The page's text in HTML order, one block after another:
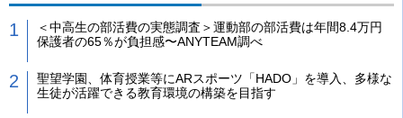
＜中高生の部活費の実態調査＞運動部の部活費は年間8.4万円
保護者の65％が負担感〜ANYTEAM調べ
聖望学園、体育授業等にARスポーツ「HADO」を導入、多様な
生徒が活躍できる教育環境の構築を目指す